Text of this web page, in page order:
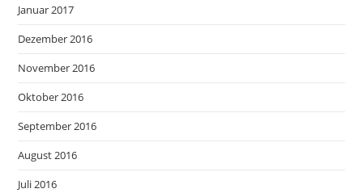
Januar 2017
Dezember 2016
November 2016
Oktober 2016
September 2016
August 2016
Juli 2016